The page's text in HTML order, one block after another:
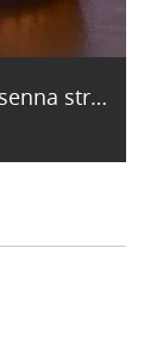
Nowość od Casio Vintage – wiosenna strona modeli A700!